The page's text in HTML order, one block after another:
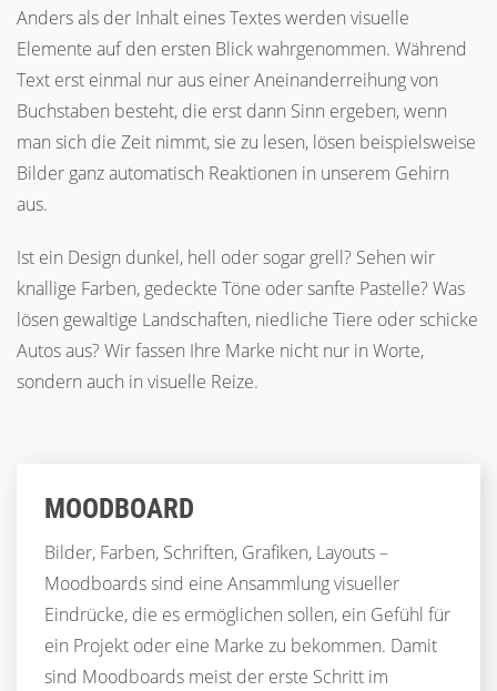
Anders als der Inhalt eines Textes werden visuelle
Elemente auf den ersten Blick wahrgenommen. Während
Text erst einmal nur aus einer Aneinanderreihung von
Buchstaben besteht, die erst dann Sinn ergeben, wenn
man sich die Zeit nimmt, sie zu lesen, lösen beispielsweise
Bilder ganz automatisch Reaktionen in unserem Gehirn
aus.
Ist ein Design dunkel, hell oder sogar grell? Sehen wir
knallige Farben, gedeckte Töne oder sanfte Pastelle? Was
lösen gewaltige Landschaften, niedliche Tiere oder schicke
Autos aus? Wir fassen Ihre Marke nicht nur in Worte,
sondern auch in visuelle Reize.
MOODBOARD
Bilder, Farben, Schriften, Grafiken, Layouts –
Moodboards sind eine Ansammlung visueller
Eindrücke, die es ermöglichen sollen, ein Gefühl für
ein Projekt oder eine Marke zu bekommen. Damit
sind Moodboards meist der erste Schritt im